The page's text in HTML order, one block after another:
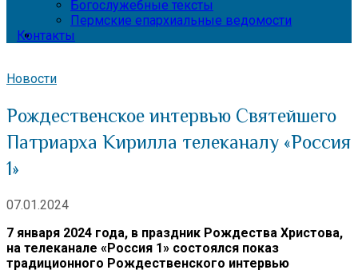
Богослужебные тексты
Пермские епархиальные ведомости
Контакты
Новости
Рождественское интервью Святейшего
Патриарха Кирилла телеканалу «Россия
1»
07.01.2024
7 января 2024 года, в праздник Рождества Христова,
на телеканале «Россия 1» состоялся показ
традиционного Рождественского интервью